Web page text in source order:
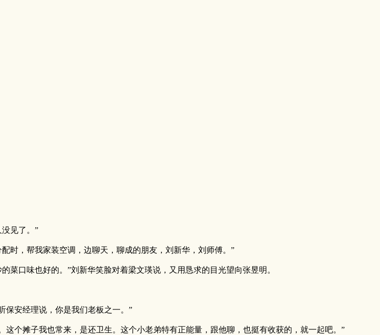
见了。”
，帮我家装空调，边聊天，聊成的朋友，刘新华，刘师傅。”
口味也好的。”刘新华笑脸对着梁文瑛说，又用恳求的目光望向张昱明。
安经理说，你是我们老板之一。”
摊子我也常来，是还卫生。这个小老弟特有正能量，跟他聊，也挺有收获的，就一起吧。”